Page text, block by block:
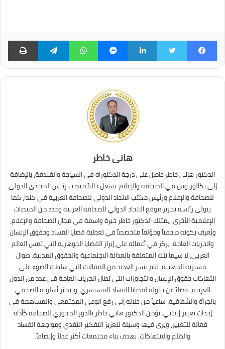
فيسبوك لينكدإن ماسنجر واتساب تيلقرام
هانى خاطر
الدكتور هاني خاطر حاصل على درجة الدكتوراه في السياحة والفندقة، بالإضافة
إلى بكالوريوس في الصحافة والإعلام. يشغل حالياً منصب رئيس المنتدى الدولى
للصحافة والإعلام ورئيس مكتب الاتحاد الدولي للصحافة العربية في كندا، كما
يتولى رئاسة تحرير موقع الاتحاد الدولي للصحافة العربية وعدد من المنصات
الإعلامية الأخرى. يمتلك الدكتور خاطر خبرة واسعة في مجال الصحافة والإعلام،
ويُعرف بكونه صحفياً ومؤلفاً متخصصاً في تغطية قضايا الفساد وحقوق الإنسان
والحريات العامة. يركز في أعماله على إبراز القضايا الجوهرية التي تمس العالم
العربي، لا سيما تلك المتعلقة بالعدالة الاجتماعية والحقوق المدنية. طوال
مسيرته المهنية، قام بنشر العديد من المقالات التي سلطت الضوء على
انتهاكات حقوق الإنسان والتجاوزات التي تطال الحريات العامة في عدد من الدول
العربية، فضلاً عن تناوله لقضايا الفساد المستشري. ويتميّز أسلوبه الصحفي
بالجرأة والشفافية، ساعياً من خلاله إلى رفع الوعي المجتمعي والمساهمة في
إحداث تغيير إيجابي. يؤمن الدكتور هاني خاطر بالدور المحوري للصحافة كأداة
فعّالة للتغيير، ويرى فيها وسيلة لتعزيز التفكير النقدي ومواجهة الفساد
والظلم والانتهاكات، بهدف بناء مجتمعات أكثر عدلاً وإنصافاً.